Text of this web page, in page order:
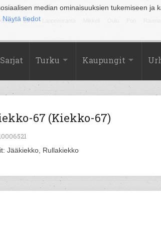
median ominaisuuksien tukemiseen
Näytä tiedot
Lahti
Sarjat Turku Kaupungit
67 (Kiekko-67)
Jääkiekko, Rullakiekko